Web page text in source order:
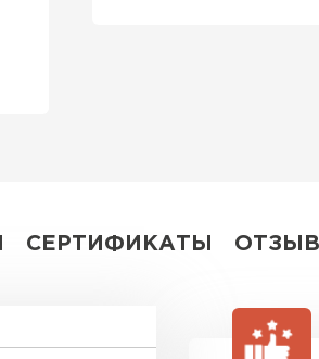
СЕРТИФИКАТЫ